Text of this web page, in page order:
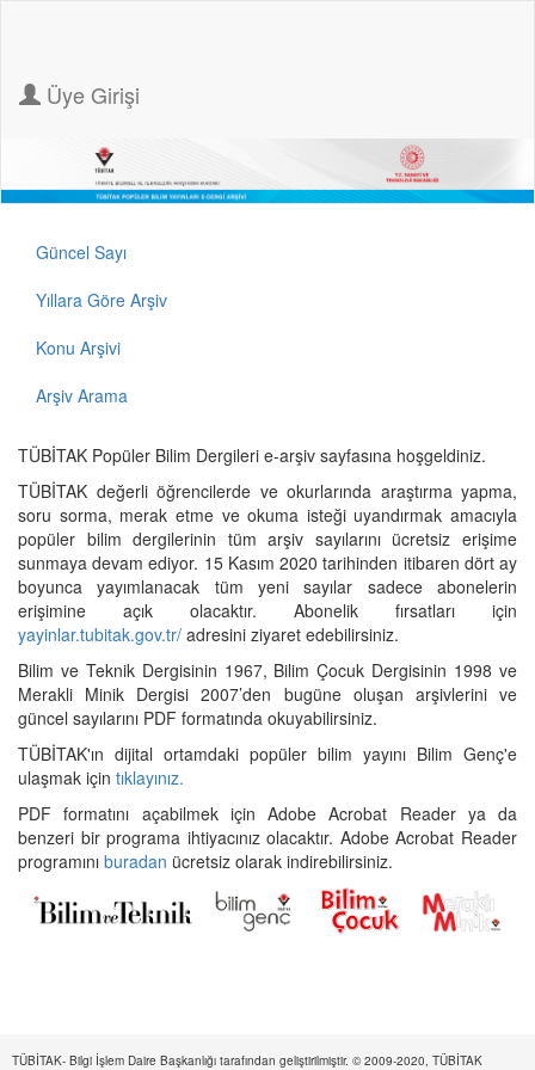
Üye Girişi
Güncel Sayı
Yıllara Göre Arşiv
Konu Arşivi
Arşiv Arama
TÜBİTAK Popüler Bilim Dergileri e-arşiv sayfasına hoşgeldiniz.
TÜBİTAK değerli öğrencilerde ve okurlarında araştırma yapma,
soru sorma, merak etme ve okuma isteği uyandırmak amacıyla
popüler bilim dergilerinin tüm arşiv sayılarını ücretsiz erişime
sunmaya devam ediyor. 15 Kasım 2020 tarihinden itibaren dört ay
boyunca yayımlanacak tüm yeni sayılar sadece abonelerin
erişimine açık olacaktır. Abonelik fırsatları için
yayinlar.tubitak.gov.tr/ adresini ziyaret edebilirsiniz.
Bilim ve Teknik Dergisinin 1967, Bilim Çocuk Dergisinin 1998 ve
Merakli Minik Dergisi 2007’den bugüne oluşan arşivlerini ve
güncel sayılarını PDF formatında okuyabilirsiniz.
TÜBİTAK'ın dijital ortamdaki popüler bilim yayını Bilim Genç'e
ulaşmak için tıklayınız.
PDF formatını açabilmek için Adobe Acrobat Reader ya da
benzeri bir programa ihtiyacınız olacaktır. Adobe Acrobat Reader
programını buradan ücretsiz olarak indirebilirsiniz.
TÜBİTAK- Bilgi İşlem Daire Başkanlığı tarafından geliştirilmiştir. © 2009-2020, TÜBİTAK